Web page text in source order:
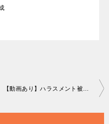
【動画あり】ハラスメント被害にあったときの証拠の残し方：4つの方法とその特徴